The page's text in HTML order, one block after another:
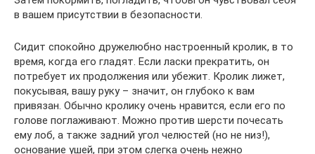
в вашем присутствии в безопасности.
Сидит спокойно дружелюбно настроенный кролик, в то
время, когда его гладят. Если ласки прекратить, он
потребует их продолжения или убежит. Кролик лижет,
покусывая, вашу руку – значит, он глубоко к вам
привязан. Обычно кролику очень нравится, если его по
голове поглаживают. Можно против шерсти почесать
ему лоб, а также задний угол челюстей (но не низ!),
основание ушей, при этом слегка очень нежно